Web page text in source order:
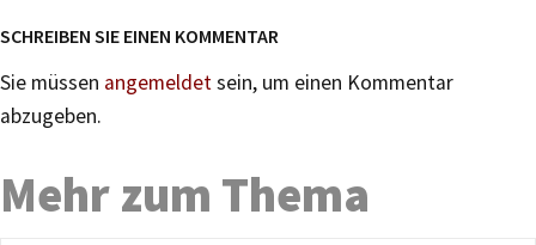
SCHREIBEN SIE EINEN KOMMENTAR
Sie müssen angemeldetsein, um einen Kommentar
abzugeben.
Mehr zum Thema